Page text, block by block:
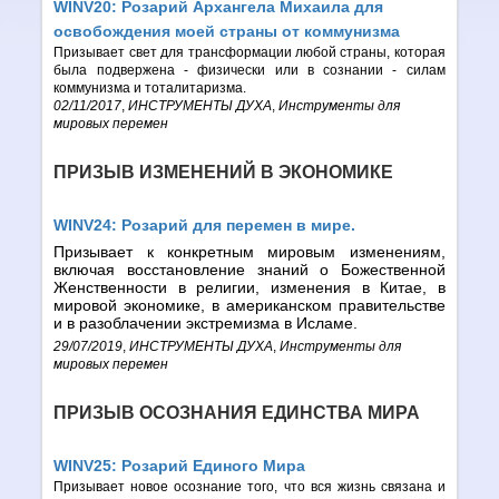
WINV20: Розарий Архангела Михаила для
освобождения моей страны от коммунизма
Призывает свет для трансформации любой страны, которая
была подвержена - физически или в сознании - силам
коммунизма и тоталитаризма.
02/11/2017 ,ИНСТРУМЕНТЫ ДУХА ,Инструменты для
мировых перемен
ПРИЗЫВ ИЗМЕНЕНИЙ В ЭКОНОМИКЕ
WINV24: Розарий для перемен в мире.
Призывает к конкретным мировым изменениям,
включая восстановление знаний о Божественной
Женственности в религии, изменения в Китае, в
мировой экономике, в американском правительстве
и в разоблачении экстремизма в Исламе.
29/07/2019 ,ИНСТРУМЕНТЫ ДУХА ,Инструменты для
мировых перемен
ПРИЗЫВ ОСОЗНАНИЯ ЕДИНСТВА МИРА
WINV25: Розарий Единого Мира
Призывает новое осознание того, что вся жизнь связана и